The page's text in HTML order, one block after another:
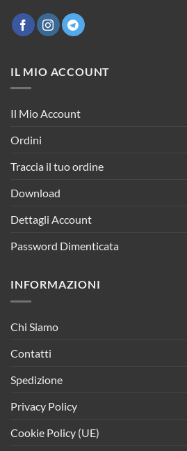
IL MIO ACCOUNT
Il Mio Account
Ordini
Traccia il tuo ordine
Download
Dettagli Account
Password Dimenticata
INFORMAZIONI
Chi Siamo
Contatti
Spedizione
Privacy Policy
Cookie Policy (UE)